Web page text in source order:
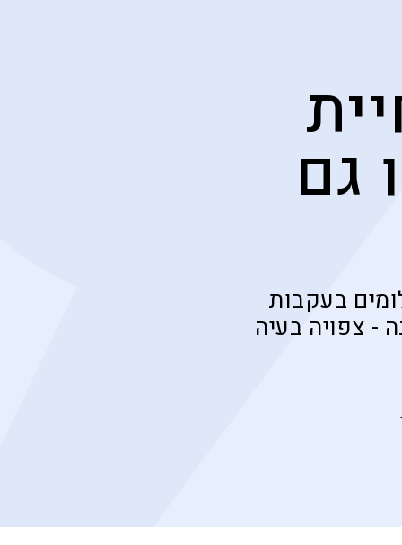
גם
בעקבות
נכונה - צפויה בעיה